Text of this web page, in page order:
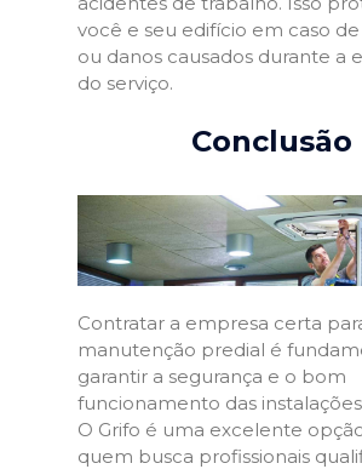
você e seu edifício em caso
ou danos causados durante a
do serviço.
Conclusão
Contratar a empresa certa
manutenção predial é
garantir a segurança e o bom
funcionamento das
O Grifo é uma excelente
quem busca profissionais